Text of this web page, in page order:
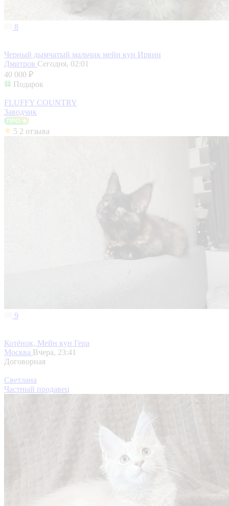
8
Черный дымчатый мальчик мейн кун Ирвин
Дмитров Сегодня, 02:01
40 000 ₽
Подарок
FLUFFY COUNTRY
Заводчик
5 2 отзыва
9
Котёнок, Мейн кун Гера
Москва Вчера, 23:41
Договорная
Светлана
Частный продавец